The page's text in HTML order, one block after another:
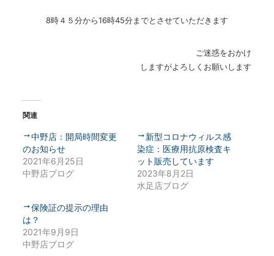
8時４５分から16時45分までとさせていただきます
ご迷惑をおかけ
しますがよろしくお願いします
関連
中野店：開局時間変更
のお知らせ
2021年6月25日
中野店ブログ
新型コロナウィルス感
染症：医療用抗原検査キ
ット販売しています
2023年8月2日
水足店ブログ
保険証の提示の理由
は？
2021年9月9日
中野店ブログ